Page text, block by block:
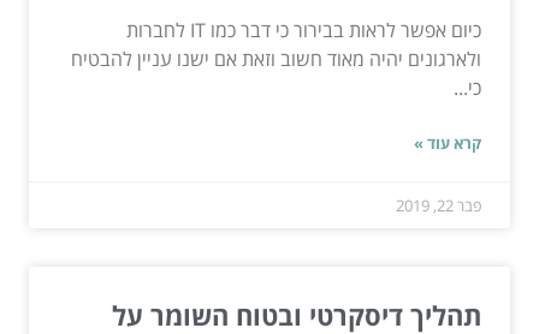
כיום אפשר לראות בבירור כי דבר כמו IT לחברות
ולארגונים יהיה מאוד חשוב וזאת אם ישנו עניין להבטיח
כי...
קרא עוד »
פבר 22, 2019
תהליך דיסקרטי ובטוח השומר על